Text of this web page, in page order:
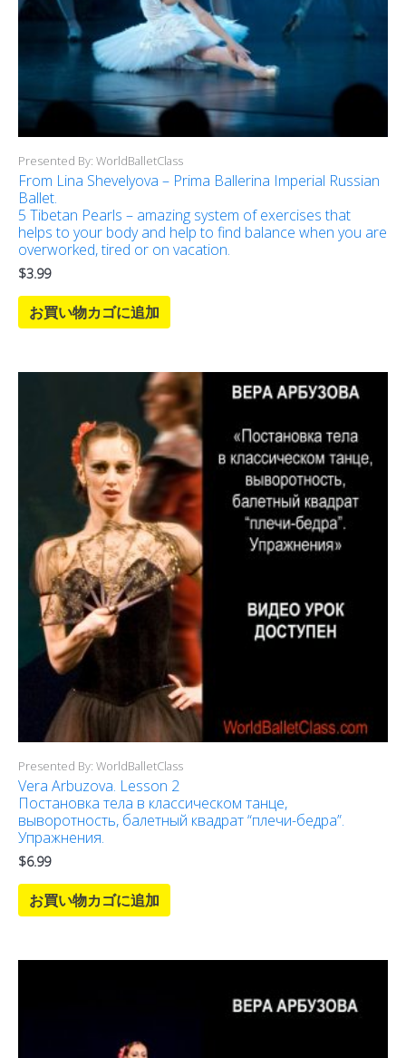
Presented By: WorldBalletClass
From Lina Shevelyova – Prima Ballerina Imperial Russian
Ballet.
5 Tibetan Pearls – amazing system of exercises that
helps to your body and help to find balance when you are
overworked, tired or on vacation.
$3.99
お買い物カゴに追加
Presented By: WorldBalletClass
Vera Arbuzova. Lesson 2
Постановка тела в классическом танце,
выворотность, балетный квадрат “плечи-бедра”.
Упражнения.
$6.99
お買い物カゴに追加